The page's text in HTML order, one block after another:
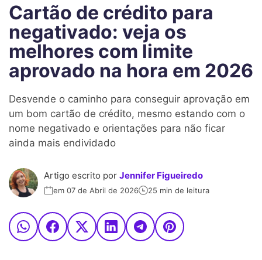
Cartão de crédito para
negativado: veja os
melhores com limite
aprovado na hora em 2026
Desvende o caminho para conseguir aprovação em
um bom cartão de crédito, mesmo estando com o
nome negativado e orientações para não ficar
ainda mais endividado
Artigo escrito por Jennifer Figueiredo
em 07 de Abril de 2026 25 min de leitura